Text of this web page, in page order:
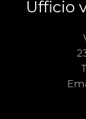
Ufficio